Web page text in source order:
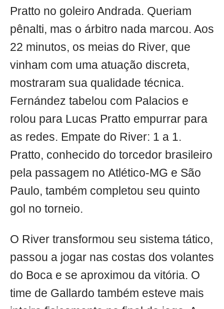
Pratto no goleiro Andrada. Queriam
pênalti, mas o árbitro nada marcou. Aos
22 minutos, os meias do River, que
vinham com uma atuação discreta,
mostraram sua qualidade técnica.
Fernández tabelou com Palacios e
rolou para Lucas Pratto empurrar para
as redes. Empate do River: 1 a 1.
Pratto, conhecido do torcedor brasileiro
pela passagem no Atlético-MG e São
Paulo, também completou seu quinto
gol no torneio.
O River transformou seu sistema tático,
passou a jogar nas costas dos volantes
do Boca e se aproximou da vitória. O
time de Gallardo também esteve mais